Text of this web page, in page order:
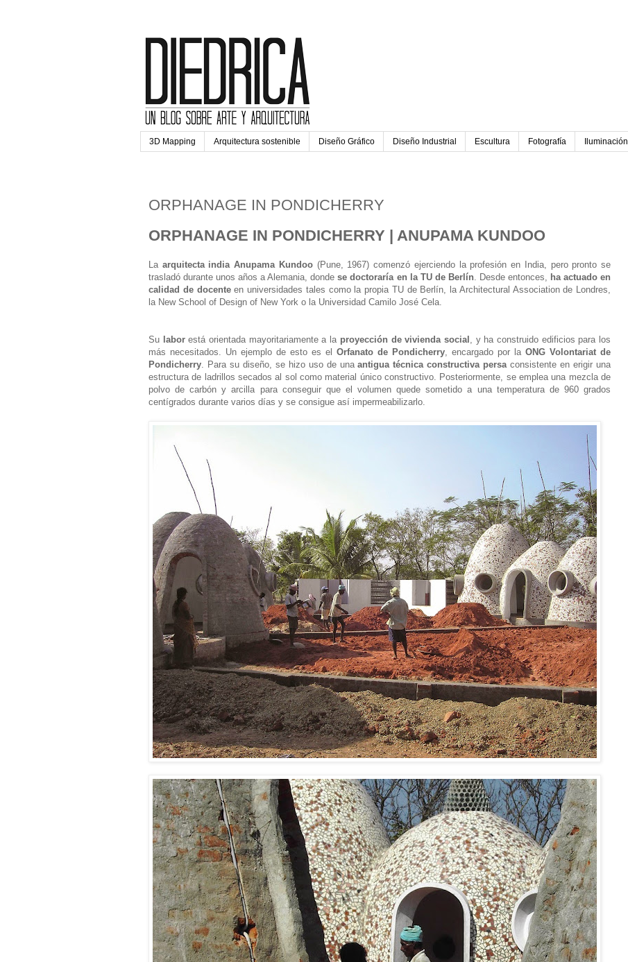
3D Mapping Arquitectura sostenible Diseño Gráfico Diseño Industrial Escultura Fotografía Iluminación
ORPHANAGE IN PONDICHERRY
ORPHANAGE IN PONDICHERRY | ANUPAMA KUNDOO
La arquitecta india Anupama Kundoo(Pune, 1967) comenzó ejerciendo la profesión en India, pero pronto se
trasladó durante unos años a Alemania, dondese doctoraría en la TU de Berlín. Desde entonces, ha actuado en
calidad de docenteen universidades tales como la propia TU de Berlín, la Architectural Association de Londres,
la New School of Design of New York o la Universidad Camilo José Cela.
Su laborestá orientada mayoritariamente a la proyección de vivienda social , y ha construido edificios para los
más necesitados. Un ejemplo de esto es el Orfanato de Pondicherry, encargado por la ONG Volontariat de
Pondicherry. Para su diseño, se hizo uso de unaantigua técnica constructiva persaconsistente en erigir una
estructura de ladrillos secados al sol como material único constructivo. Posteriormente, se emplea una mezcla de
polvo de carbón y arcilla para conseguir que el volumen quede sometido a una temperatura de 960 grados
centígrados durante varios días y se consigue así impermeabilizarlo.